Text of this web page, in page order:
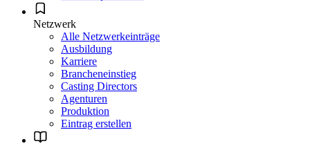
Netzwerk
Alle Netzwerkeinträge
Ausbildung
Karriere
Brancheneinstieg
Casting Directors
Agenturen
Produktion
Eintrag erstellen